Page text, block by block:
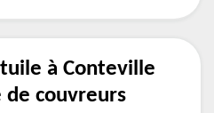
à Conteville
couvreurs